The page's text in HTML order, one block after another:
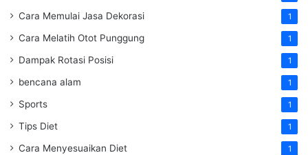
Cara Memulai Jasa Dekorasi 1
Cara Melatih Otot Punggung 1
Dampak Rotasi Posisi 1
bencana alam 1
Sports 1
Tips Diet 1
Cara Menyesuaikan Diet 1